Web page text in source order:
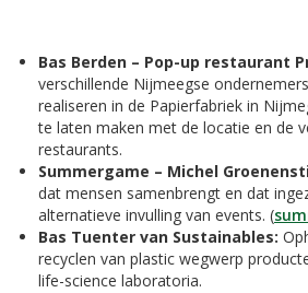
Bas Berden – Pop-up restaurant
verschillende Nijmeegse
realiseren in de Papierfabriek in
te laten maken met de locatie en de
restaurants.
Summergame – Michel
dat mensen samenbrengt en dat
alternatieve invulling van events. (
Bas Tuenter van Sustainables:
recyclen van plastic wegwerp
life-science laboratoria.